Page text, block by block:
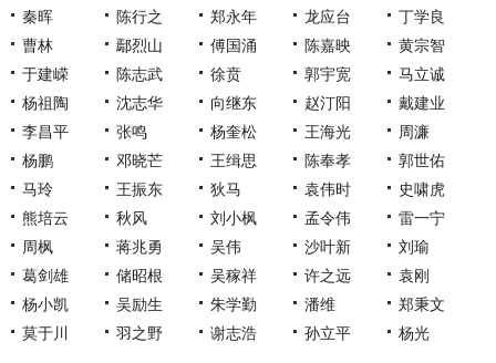
秦晖 陈行之 郑永年 龙应台
丁学良
曹林
鄢烈山 傅国涌 陈嘉映
黄宗智
于建嵘
陈志武 徐贲 郭宇宽
马立诚
杨祖陶
沈志华 向继东 赵汀阳
戴建业
李昌平
张鸣 杨奎松 王海光
周濂
杨鹏
邓晓芒 王缉思 陈奉孝
郭世佑
马玲
王振东 狄马 袁伟时
史啸虎
熊培云
秋风 刘小枫 孟令伟
雷一宁
周枫
蒋兆勇 吴伟 沙叶新
刘瑜
葛剑雄
储昭根 吴稼祥 许之远
袁刚
杨小凯
吴励生 朱学勤 潘维
郑秉文
莫于川
羽之野 谢志浩 孙立平 杨光